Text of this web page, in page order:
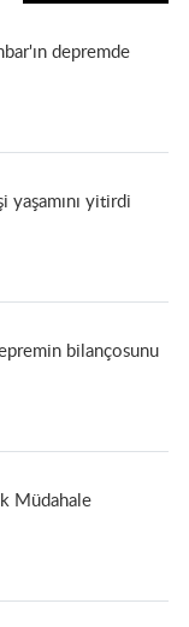
depremde
yaşamını yitirdi
bilançosunu
Müdahale